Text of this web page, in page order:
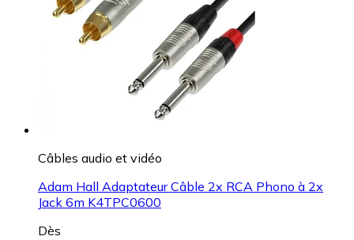
Câbles audio et vidéo
Adam Hall Adaptateur Câble 2x RCA Phono à 2x
Jack 6m K4TPC0600
Dès